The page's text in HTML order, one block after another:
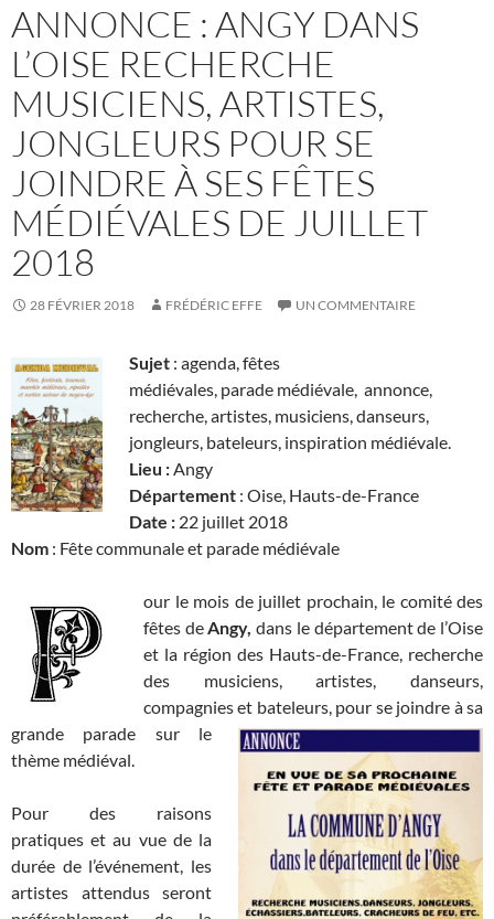
ANNONCE : ANGY DANS
L’OISE RECHERCHE
MUSICIENS, ARTISTES,
JONGLEURS POUR SE
JOINDRE À SES FÊTES
MÉDIÉVALES DE JUILLET
2018
28 FÉVRIER 2018 FRÉDÉRIC EFFE UN COMMENTAIRE
Sujet : agenda, fêtes
médiévales, parade médiévale, annonce,
recherche, artistes, musiciens, danseurs,
jongleurs, bateleurs, inspiration médiévale.
Lieu :Angy
Département : Oise, Hauts-de-France
Date : 22 juillet 2018
Nom : Fête communale et parade médiévale
our le mois de juillet prochain, le comité des
fêtes deAngy,dans le département de l’Oise
et la région des Hauts-de-France, recherche
des musiciens, artistes, danseurs,
compagnies et bateleurs, pour se joindre à sa
grande parade sur le
thème médiéval.
Pour des raisons
pratiques et au vue de la
durée de l’événement, les
artistes attendus seront